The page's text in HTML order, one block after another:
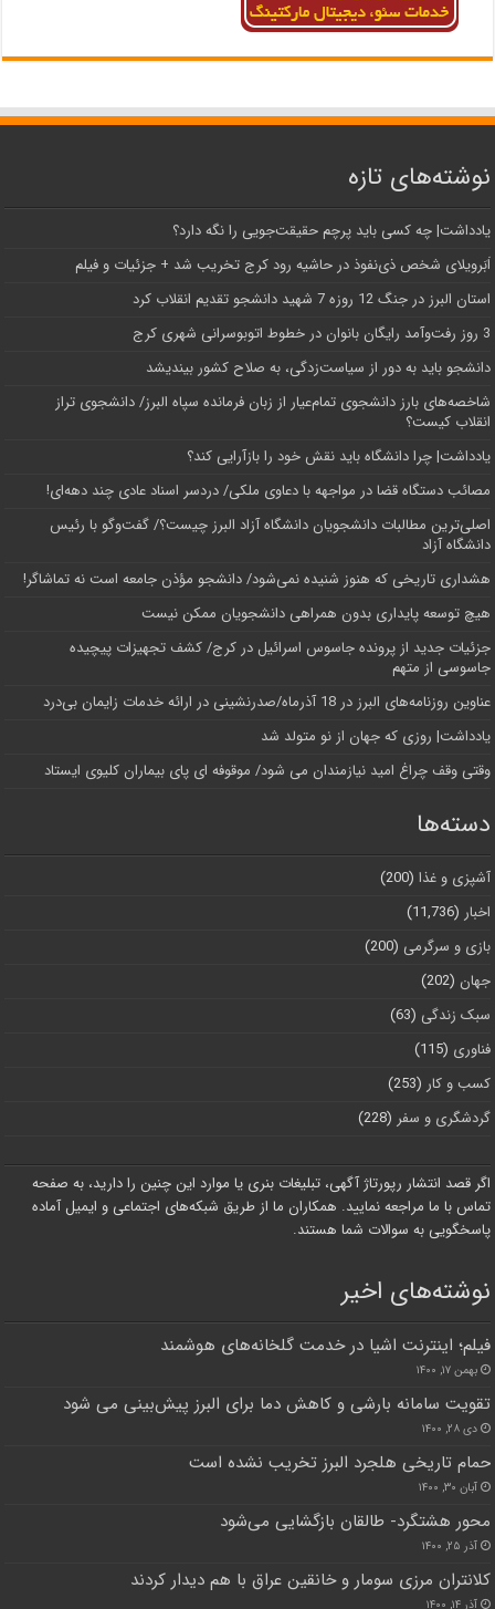
نوشته‌های تازه
یادداشت| ‌چه کسی باید پرچم حقیقت‌جویی را نگه دارد؟
اَبَر‌ویلای شخص ذی‌نفوذ در حاشیه‌ رود کرج تخریب شد + جزئیات و فیلم
استان البرز در جنگ 12 روزه 7 شهید دانشجو تقدیم انقلاب کرد
3 روز رفت‌وآمد رایگان بانوان در خطوط اتوبوسرانی شهری کرج
دانشجو باید به دور از سیاست‌زدگی، به صلاح کشور بیندیشد
شاخصه‌های بارز دانشجوی تمام‌عیار از زبان فرمانده سپاه البرز/ دانشجوی تراز
انقلاب کیست؟
یادداشت| چرا دانشگاه باید نقش خود را بازآرایی کند؟
مصائب دستگاه قضا در مواجهه با دعاوی ملکی/ دردسر اسناد عادی چند‌ دهه‌ای!
اصلی‌ترین مطالبات دانشجویان دانشگاه آزاد البرز چیست؟/ گفت‌وگو با رئیس
دانشگاه آز‌اد
هشداری تاریخی که هنوز شنیده نمی‌شود/ دانشجو مؤذن جامعه است نه تماشاگر!
هیچ توسعه پایداری بدون همراهی دانشجویان ممکن نیست
جزئیات جدید از پرونده جاسوس اسرائیل در کرج/‌ کشف تجهیزات پیچیده
جاسوسی از متهم
عناوین روزنامه‌های البرز در ‌18 آذرماه/صدرنشینی در ارائه خدمات زایمان بی‌درد
یادداشت| روزی که جهان از نو متولد شد
وقتی وقف چراغ امید نیازمندان می شود/ موقوفه ای پای بیماران کلیوی ایستاد
دسته‌ها
آشپزی و غذا (200)
اخبار (11,736)
بازی و سرگرمی (200)
جهان (202)
سبک زندگی (63)
فناوری (115)
کسب و کار (253)
گردشگری و سفر (228)
اگر قصد انتشار رپورتاژ آگهی، تبلیغات بنری یا موارد این چنین را دارید، به صفحه
تماس با ما مراجعه نمایید. همکاران ما از طریق شبکه‌های اجتماعی و ایمیل آماده
پاسخگویی به سوالات شما هستند.
نوشته‌های اخیر
فیلم؛ اینترنت اشیا در خدمت گلخانه‌های هوشمند
بهمن ۱۷, ۱۴۰۰
تقویت سامانه بارشی و کاهش دما برای البرز پیش‌بینی می شود
دی ۲۸, ۱۴۰۰
حمام تاریخی هلجرد البرز تخریب نشده است
آبان ۳۰, ۱۴۰۰
محور هشتگرد- طالقان بازگشایی می‌شود
آذر ۲۵, ۱۴۰۰
کلانتران مرزی سومار و خانقین عراق با هم دیدار کردند
آذر ۱۴, ۱۴۰۰